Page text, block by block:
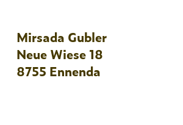
Mirsada Gubler
Neue Wiese 18
8755 Ennenda